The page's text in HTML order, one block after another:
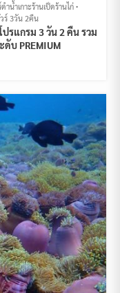
ำน้ำเกาะร้านเป็ดร้านไก่
ร์ 3วัน 2คืน
รแกรม 3 วัน 2 คืน รวม
บ PREMIUM